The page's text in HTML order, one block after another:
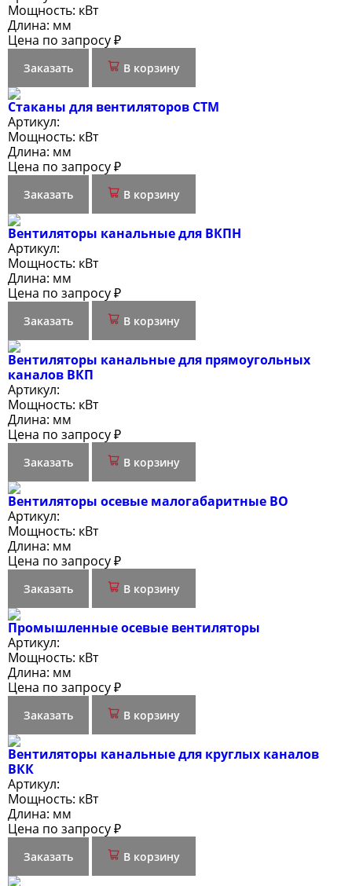
Мощность: кВт
Длина: мм
Цена по запросу ₽
Заказать В корзину
Стаканы для вентиляторов СТМ
Артикул:
Мощность: кВт
Длина: мм
Цена по запросу ₽
Заказать В корзину
Вентиляторы канальные для ВКПН
Артикул:
Мощность: кВт
Длина: мм
Цена по запросу ₽
Заказать В корзину
Вентиляторы канальные для прямоугольных
каналов ВКП
Артикул:
Мощность: кВт
Длина: мм
Цена по запросу ₽
Заказать В корзину
Вентиляторы осевые малогабаритные ВО
Артикул:
Мощность: кВт
Длина: мм
Цена по запросу ₽
Заказать В корзину
Промышленные осевые вентиляторы
Артикул:
Мощность: кВт
Длина: мм
Цена по запросу ₽
Заказать В корзину
Вентиляторы канальные для круглых каналов
ВКК
Артикул:
Мощность: кВт
Длина: мм
Цена по запросу ₽
Заказать В корзину